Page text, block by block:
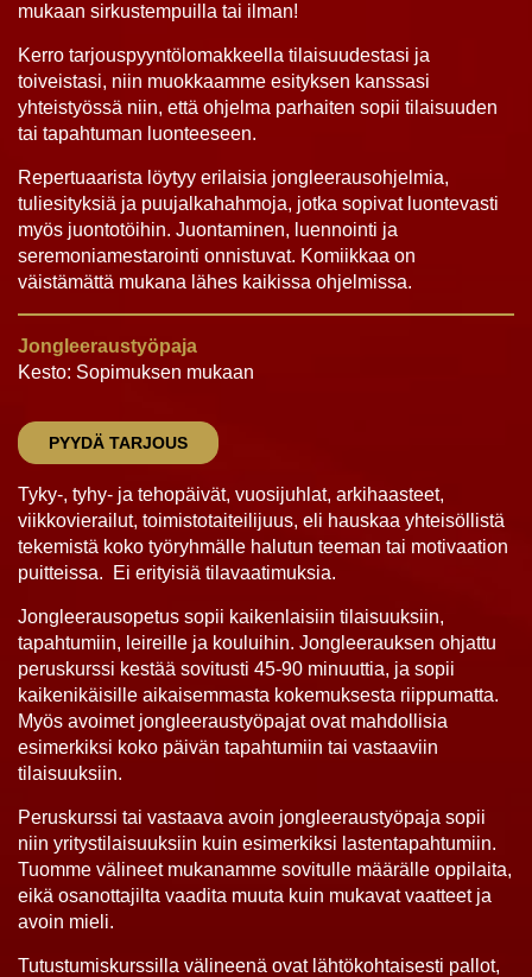
mukaan sirkustempuilla tai ilman!
Kerro tarjouspyyntölomakkeella tilaisuudestasi ja
toiveistasi, niin muokkaamme esityksen kanssasi
yhteistyössä niin, että ohjelma parhaiten sopii tilaisuuden
tai tapahtuman luonteeseen.
Repertuaarista löytyy erilaisia jongleerausohjelmia,
tuliesityksiä ja puujalkahahmoja, jotka sopivat luontevasti
myös juontotöihin. Juontaminen, luennointi ja
seremoniamestarointi onnistuvat. Komiikkaa on
väistämättä mukana lähes kaikissa ohjelmissa.
Jongleeraustyöpaja
Kesto: Sopimuksen mukaan
PYYDÄ TARJOUS
Tyky-, tyhy- ja tehopäivät, vuosijuhlat, arkihaasteet,
viikkovierailut, toimistotaiteilijuus, eli hauskaa yhteisöllistä
tekemistä koko työryhmälle halutun teeman tai motivaation
puitteissa. Ei erityisiä tilavaatimuksia.
Jongleerausopetus sopii kaikenlaisiin tilaisuuksiin,
tapahtumiin, leireille ja kouluihin. Jongleerauksen ohjattu
peruskurssi kestää sovitusti 45-90 minuuttia, ja sopii
kaikenikäisille aikaisemmasta kokemuksesta riippumatta.
Myös avoimet jongleeraustyöpajat ovat mahdollisia
esimerkiksi koko päivän tapahtumiin tai vastaaviin
tilaisuuksiin.
Peruskurssi tai vastaava avoin jongleeraustyöpaja sopii
niin yritystilaisuuksiin kuin esimerkiksi lastentapahtumiin.
Tuomme välineet mukanamme sovitulle määrälle oppilaita,
eikä osanottajilta vaadita muuta kuin mukavat vaatteet ja
avoin mieli.
Tutustumiskurssilla välineenä ovat lähtökohtaisesti pallot,